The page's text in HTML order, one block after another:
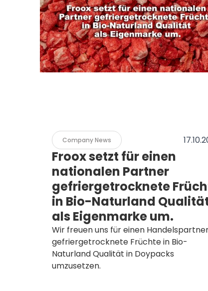
Company News
Froox setzt für einen
nationalen Partner
gefriergetrocknete
in Bio-Naturland
als Eigenmarke um.
Wir freuen uns für einen
gefriergetrocknete Früchte in Bio-
Naturland Qualität in Doypacks
umzusetzen.